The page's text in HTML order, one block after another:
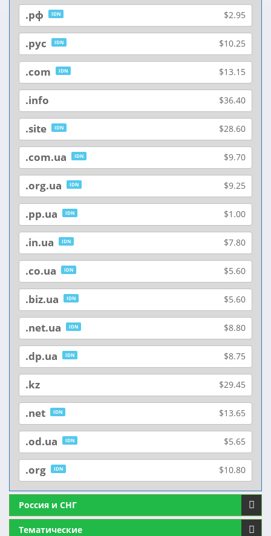
.рф IDN $2.95
.рус IDN $10.25
.com IDN $13.15
.info $36.40
.site IDN $28.60
.com.ua IDN $9.70
.org.ua IDN $9.25
.pp.ua IDN $1.00
.in.ua IDN $7.80
.co.ua IDN $5.60
.biz.ua IDN $5.60
.net.ua IDN $8.80
.dp.ua IDN $8.75
.kz $29.45
.net IDN $13.65
.od.ua IDN $5.65
.org IDN $10.80
Россия и СНГ
Тематические